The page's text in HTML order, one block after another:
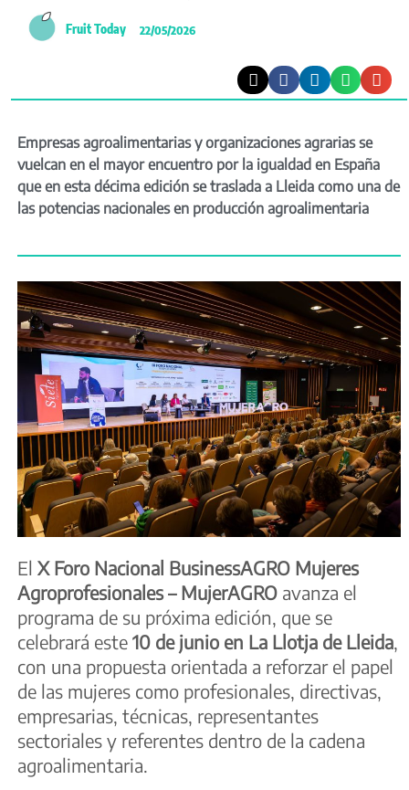
Fruit Today 22/05/2026
Empresas agroalimentarias y organizaciones agrarias se
vuelcan en el mayor encuentro por la igualdad en España
que en esta décima edición se traslada a Lleida como una de
las potencias nacionales en producción agroalimentaria
El X Foro Nacional BusinessAGRO Mujeres
Agroprofesionales – MujerAGRO avanza el
programa de su próxima edición, que se
celebrará este 10 de junio en La Llotja de Lleida,
con una propuesta orientada a reforzar el papel
de las mujeres como profesionales, directivas,
empresarias, técnicas, representantes
sectoriales y referentes dentro de la cadena
agroalimentaria.